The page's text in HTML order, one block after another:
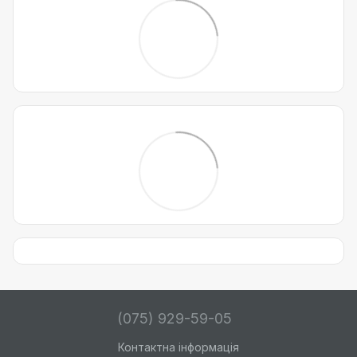
(075) 929-59-05
Контактна інформація